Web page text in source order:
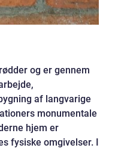
og er gennem
af langvarige
monumentale
hjem er
fysiske omgivelser. I